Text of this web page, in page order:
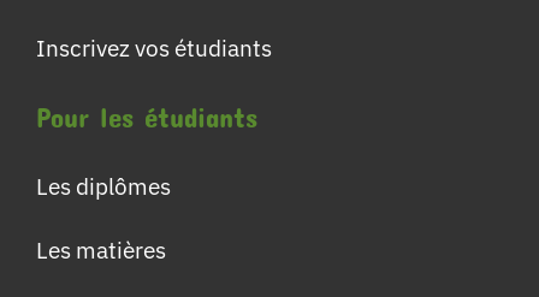
Inscrivez vos étudiants
Pour les étudiants
Les diplômes
Les matières